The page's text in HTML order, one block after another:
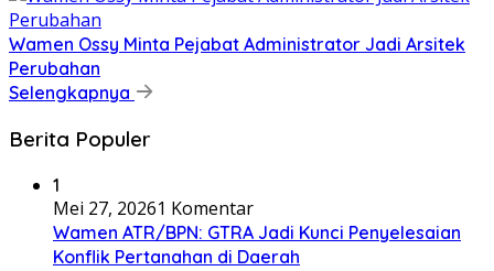
Wamen Ossy Minta Pejabat Administrator Jadi Arsitek
Perubahan
Selengkapnya
Berita Populer
1
Mei 27, 20261 Komentar
Wamen ATR/BPN: GTRA Jadi Kunci Penyelesaian
Konflik Pertanahan di Daerah